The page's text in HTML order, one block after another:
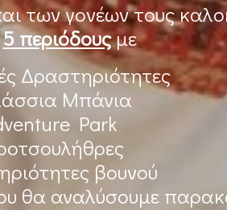
των γονέων τους
5 περιόδουςμε
Δραστηριότητες
Μπάνια
Park
βουνού
θα αναλύσουμε